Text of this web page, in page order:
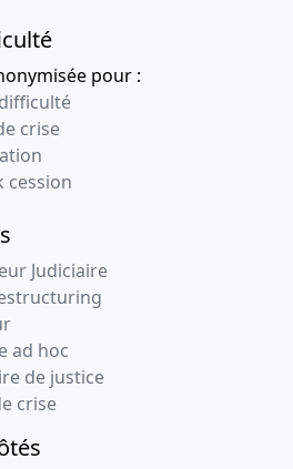
pour :
crise
cession
Judiciaire
ad hoc
de justice
crise